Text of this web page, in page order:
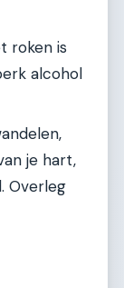
roken is
alcohol
je hart,
Overleg